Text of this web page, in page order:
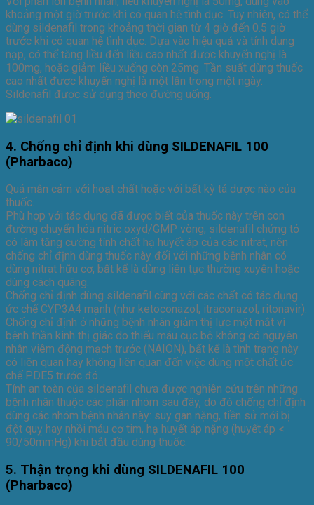
khoảng một giờ trước khi có quan hệ tình dục. Tuy nhiên, có thể
dùng sildenafil trong khoảng thời gian từ 4 giờ đến 0.5 giờ
trước khi có quan hệ tình dục. Dựa vào hiệu quả và tính dung
nạp, có thể tăng liều đến liều cao nhất được khuyến nghị là
100mg, hoặc giảm liều xuống còn 25mg. Tần suất dùng thuốc
cao nhất được khuyến nghị là một lần trong một ngày.
Sildenafil được sử dụng theo đường uống.
4. Chống chỉ định khi dùng SILDENAFIL 100
(Pharbaco)
Quá mẫn cảm với hoạt chất hoặc với bất kỳ tá dược nào của
thuốc.
Phù hợp với tác dụng đã được biết của thuốc này trên con
đường chuyển hóa nitric oxyd/GMP vòng, sildenafil chứng tỏ
có làm tăng cường tính chất hạ huyết áp của các nitrat, nên
chống chỉ định dùng thuốc này đối với những bệnh nhân có
dùng nitrat hữu cơ, bất kể là dùng liên tục thường xuyên hoặc
dùng cách quãng.
Chống chỉ định dùng sildenafil cùng với các chất có tác dụng
ức chế CYP3A4 mạnh (như ketoconazol, itraconazol, ritonavir).
Chống chỉ định ở những bệnh nhân giảm thị lực một mắt vì
bệnh thần kinh thị giác do thiếu máu cục bộ không có nguyên
nhân viêm động mạch trước (NAION), bất kể là tình trạng này
có liên quan hay không liên quan đến việc dùng một chất ức
chế PDE5 trước đó.
Tính an toàn của sildenafil chưa được nghiên cứu trên những
bệnh nhân thuộc các phân nhóm sau đây, do đó chống chỉ định
dùng các nhóm bệnh nhân này: suy gan nặng, tiền sử mới bị
đột quỵ hay nhồi máu cơ tim, hạ huyết áp nặng (huyết áp <
90/50mmHg) khi bắt đầu dùng thuốc.
5. Thận trọng khi dùng SILDENAFIL 100
(Pharbaco)